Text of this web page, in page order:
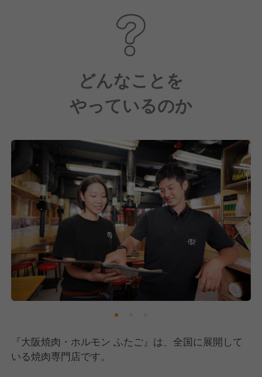
どんなことを
やっているのか
『大阪焼肉・ホルモン ふたご』は、全国に展開して
いる焼肉専門店です。